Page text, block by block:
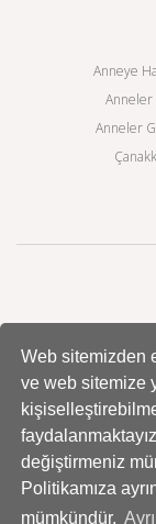
Web sitemizden
ve web sitemize
değiştirmeniz
Politikamıza
mümkündür.
Anneye
Anneler
Anneler